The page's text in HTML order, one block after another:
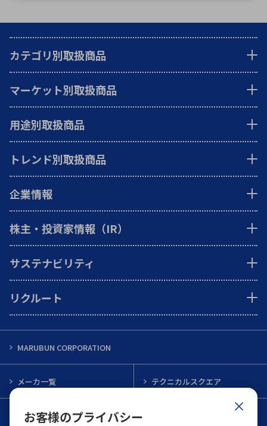
お客様のプライバシー
カテゴリ別取扱商品
マーケット別取扱商品
用途別取扱商品
トレンド別取扱商品
企業情報
株主・投資家情報（IR）
サステナビリティ
リクルート
MARUBUN CORPORATION
メーカ一覧 テクニカルスクエア
インフォメーション